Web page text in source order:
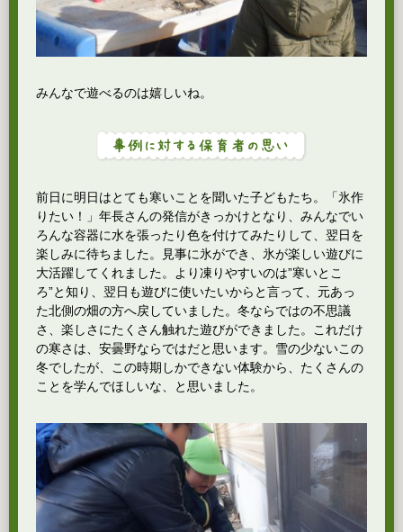
みんなで遊べるのは嬉しいね。
前日に明日はとても寒いことを聞いた子どもたち。「氷作
りたい！」年長さんの発信がきっかけとなり、みんなでい
ろんな容器に水を張ったり色を付けてみたりして、翌日を
楽しみに待ちました。見事に氷ができ、氷が楽しい遊びに
大活躍してくれました。より凍りやすいのは”寒いとこ
ろ”と知り、翌日も遊びに使いたいからと言って、元あっ
た北側の畑の方へ戻していました。冬ならではの不思議
さ、楽しさにたくさん触れた遊びができました。これだけ
の寒さは、安曇野ならではだと思います。雪の少ないこの
冬でしたが、この時期しかできない体験から、たくさんの
ことを学んでほしいな、と思いました。